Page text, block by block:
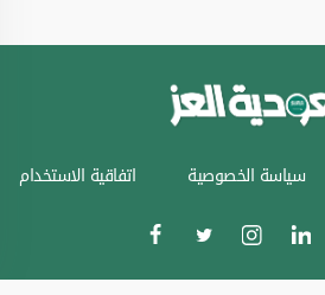
سياسة الخصوصية اتفاقية الاستخدام